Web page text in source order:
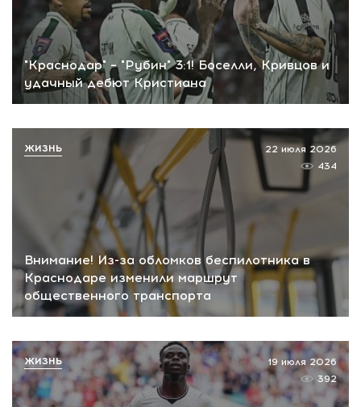
"Краснодар" – "Рубин" 3:1! Боселли, Кривцов и
удачный дебют Кристиана
Внимание! Из-за обломков беспилотника в
Краснодаре изменили маршрут
общественного транспорта
22 июля 2026
434
ЖИЗНЬ
19 июля 2026
392
ЖИЗНЬ